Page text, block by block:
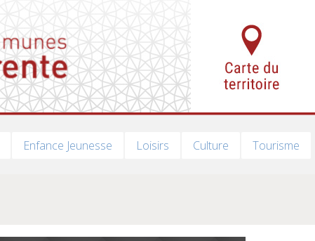
Enfance Jeunesse Loisirs Culture
Tourisme